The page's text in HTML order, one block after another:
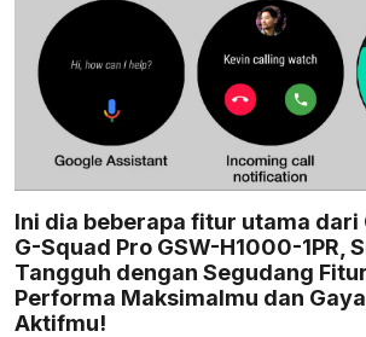
Ini dia beberapa fitur utama dari
G-Squad Pro GSW-H1000-1PR,
Tangguh dengan Segudang
Performa Maksimalmu dan
Aktifmu!